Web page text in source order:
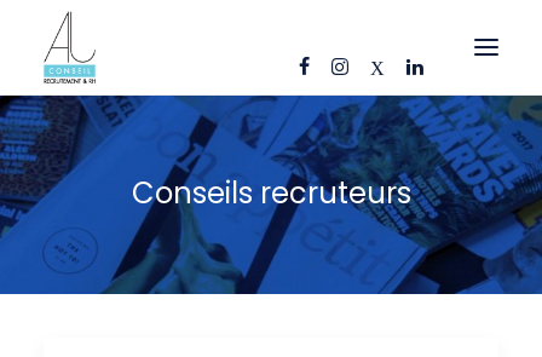
OFFRES D’EMPLOI
CANDIDATS
ENTREPRISES
NOS FICHES MÉTIERS
Conseils recruteurs